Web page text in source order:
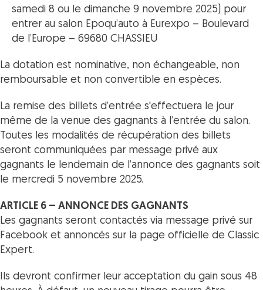
samedi 8 ou le dimanche 9 novembre 2025) pour
entrer au salon Epoqu’auto à Eurexpo – Boulevard
de l’Europe – 69680 CHASSIEU
La dotation est nominative, non échangeable, non
remboursable et non convertible en espèces.
La remise des billets d’entrée s'effectuera le jour
même de la venue des gagnants à l’entrée du salon.
Toutes les modalités de récupération des billets
seront communiquées par message privé aux
gagnants le lendemain de l’annonce des gagnants soit
le mercredi 5 novembre 2025.
ARTICLE 6 – ANNONCE DES GAGNANTS
Les gagnants seront contactés via message privé sur
Facebook et annoncés sur la page officielle de Classic
Expert.
Ils devront confirmer leur acceptation du gain sous 48